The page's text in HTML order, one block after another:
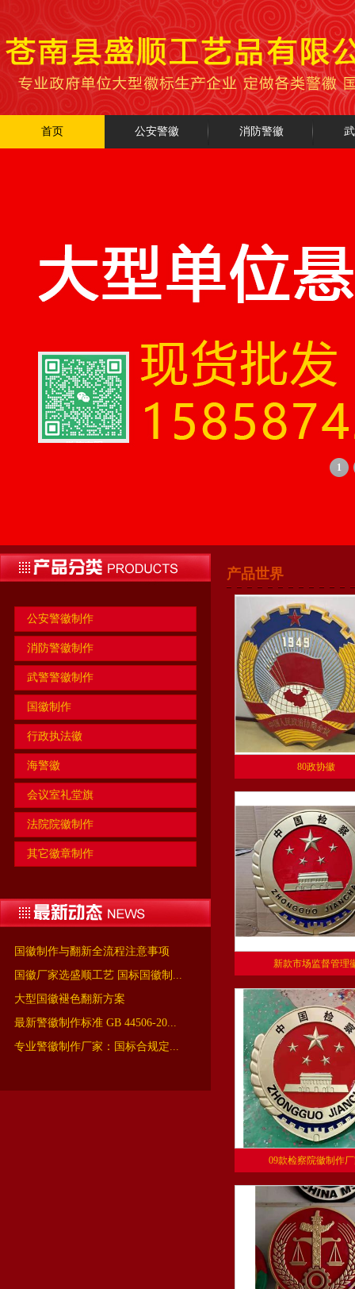
首页 公安警徽 消防警徽
1
公安警徽制作
消防警徽制作
武警警徽制作
国徽制作
行政执法徽
海警徽
会议室礼堂旗
法院院徽制作
其它徽章制作
国徽制作与翻新全流程注意事项
国徽厂家选盛顺工艺 国标国徽制...
大型国徽褪色翻新方案
最新警徽制作标准 GB 44506-20...
专业警徽制作厂家：国标合规定...
产品世界
80政协徽
新款市场监督管理
09款检察院徽制作